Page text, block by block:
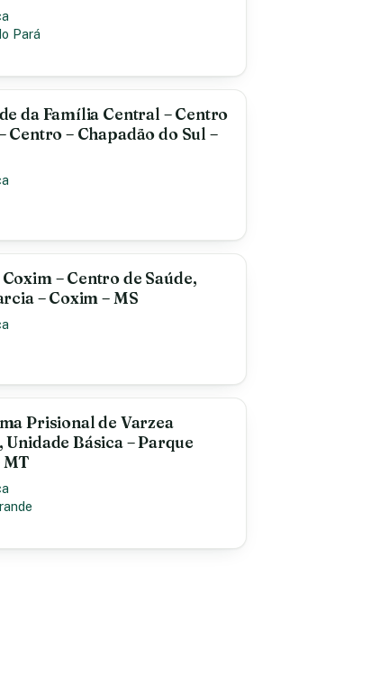
Pará
da Família Central – Centro
Centro – Chapadão do Sul –
– Centro de Saúde,
– Coxim – MS
Prisional de Varzea
Básica – Parque
MT